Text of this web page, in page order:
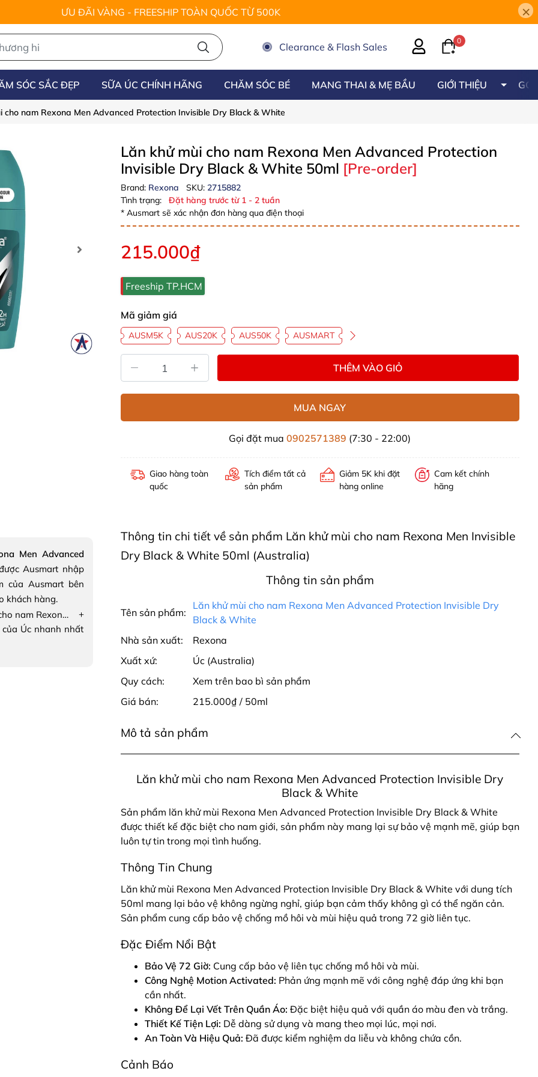
ƯU ĐÃI VÀNG - FREESHIP TOÀN QUỐC TỪ 500K ×
Clearance & Flash Sales
0
SÓC SẮC ĐẸP SỮA ÚC CHÍNH HÃNG CHĂM SÓC BÉ MANG THAI & MẸ BẦU GIỚI THIỆU
cho nam Rexona Men Advanced Protection Invisible Dry Black & White
Men Advanced
Ausmart nhập
của Ausmart bên
khách hàng.
Lăn khử mùi cho nam Rexona Men Advanced Protection Invisible Dry Black & White
+
Úc nhanh nhất
Lăn khử mùi cho nam Rexona Men Advanced Protection
Invisible Dry Black & White 50ml [Pre-order]
Brand: Rexona SKU: 2715882
Tình trạng:
Đặt hàng trước từ 1 - 2 tuần
* Ausmart sẽ xác nhận đơn hàng qua điện thoại
215.000₫
Freeship TP.HCM
Mã giảm giá
AUSM5K AUS20K AUS50K AUSMART
THÊM VÀO GIỎ
MUA NGAY
Gọi đặt mua0902571389 (7:30 - 22:00)
Giao hàng toàn
quốc
Tích điểm tất cả
sản phẩm
Giảm 5K khi đặt
hàng online
Cam kết chính
hãng
Thông tin chi tiết về sản phẩm Lăn khử mùi cho nam Rexona Men Invisible
Dry Black & White 50ml (Australia)
Thông tin sản phẩm
Tên sản phẩm:
Lăn khử mùi cho nam Rexona Men Advanced Protection Invisible Dry
Black & White
Nhà sản xuất:
Rexona
Xuất xứ:
Úc (Australia)
Quy cách:
Xem trên bao bì sản phẩm
Giá bán:
215.000₫ / 50ml
Mô tả sản phẩm
Lăn khử mùi cho nam Rexona Men Advanced Protection Invisible Dry
Black & White
Sản phẩm lăn khử mùi Rexona Men Advanced Protection Invisible Dry Black & White
được thiết kế đặc biệt cho nam giới, sản phẩm này mang lại sự bảo vệ mạnh mẽ, giúp bạn
luôn tự tin trong mọi tình huống.
Thông Tin Chung
Lăn khử mùi Rexona Men Advanced Protection Invisible Dry Black & White với dung tích
50ml mang lại bảo vệ không ngừng nghỉ, giúp bạn cảm thấy không gì có thể ngăn cản.
Sản phẩm cung cấp bảo vệ chống mồ hôi và mùi hiệu quả trong 72 giờ liên tục.
Đặc Điểm Nổi Bật
Bảo Vệ 72 Giờ: Cung cấp bảo vệ liên tục chống mồ hôi và mùi.
Công Nghệ Motion Activated: Phản ứng mạnh mẽ với công nghệ đáp ứng khi bạn
cần nhất.
Không Để Lại Vết Trên Quần Áo: Đặc biệt hiệu quả với quần áo màu đen và trắng.
Thiết Kế Tiện Lợi: Dễ dàng sử dụng và mang theo mọi lúc, mọi nơi.
An Toàn Và Hiệu Quả: Đã được kiểm nghiệm da liễu và không chứa cồn.
Cảnh Báo